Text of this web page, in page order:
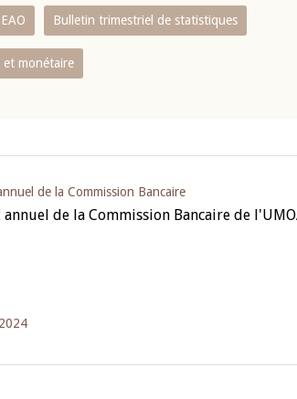
Bulletin trimestriel de statistiques
et monétaire
de la Commission Bancaire
annuel de la Commission Bancaire de